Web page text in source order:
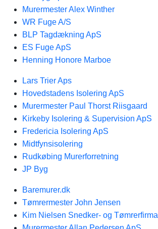
Murermester Alex Winther
WR Fuge A/S
BLP Tagdækning ApS
ES Fuge ApS
Henning Honore Marboe
Lars Trier Aps
Hovedstadens Isolering ApS
Murermester Paul Thorst Riisgaard
Kirkeby Isolering & Supervision ApS
Fredericia Isolering ApS
Midtfynsisolering
Rudkøbing Murerforretning
JP Byg
Baremurer.dk
Tømrermester John Jensen
Kim Nielsen Snedker- og Tømrerfirma